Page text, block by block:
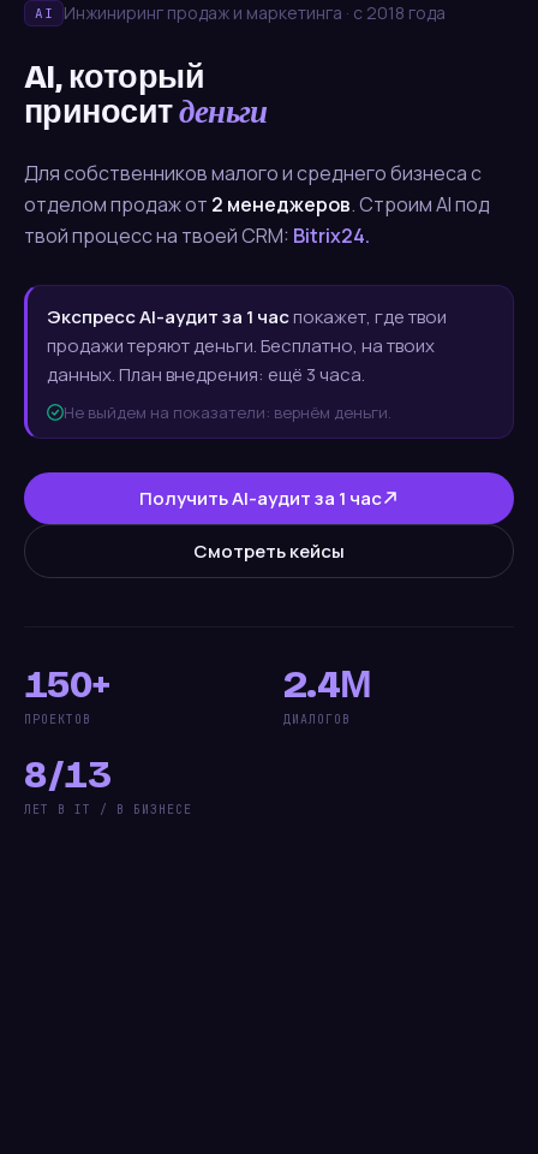
AI Инжиниринг продаж и маркетинга · с 2018 года
AI, который
приноситденьги
Для собственников малого и среднего бизнеса с
отделом продаж от 2 менеджеров. Строим AI под
твой процесс на твоей CRM: Bitrix24.
Экспресс AI-аудит за 1 часпокажет, где твои
продажи теряют деньги. Бесплатно, на твоих
данных. План внедрения: ещё 3 часа.
Не выйдем на показатели: вернём деньги.
Получить AI-аудит за 1 час
Смотреть кейсы
150+
ПРОЕКТОВ
2.4М
ДИАЛОГОВ
8 / 13
ЛЕТ В IT / В БИЗНЕСЕ